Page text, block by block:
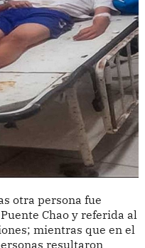
otra persona fue
Chao y referida al
mientras que en el
resultaron